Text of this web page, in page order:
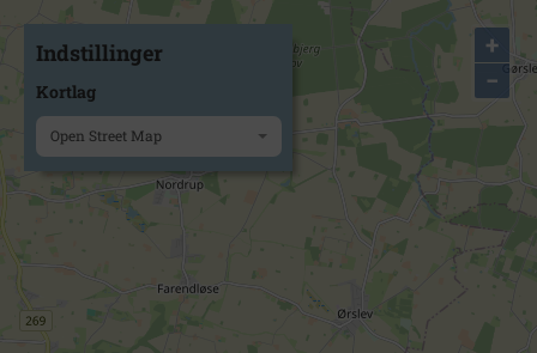
+
−
Indstillinger
Kortlag
Open Street Map